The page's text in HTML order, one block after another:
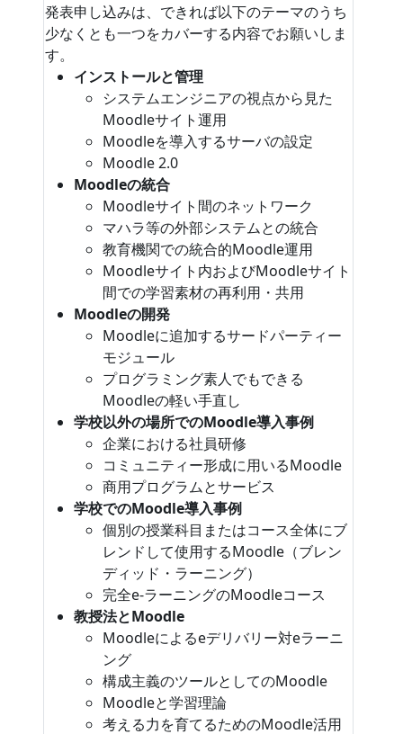
発表申し込みは、できれば以下のテーマのうち
少なくとも一つをカバーする内容でお願いしま
す。
インストールと管理
システムエンジニアの視点から見た
Moodleサイト運用
Moodleを導入するサーバの設定
Moodle 2.0
Moodleの統合
Moodleサイト間のネットワーク
マハラ等の外部システムとの統合
教育機関での統合的Moodle運用
Moodleサイト内およびMoodleサイト
間での学習素材の再利用・共用
Moodleの開発
Moodleに追加するサードパーティー
モジュール
プログラミング素人でもできる
Moodleの軽い手直し
学校以外の場所でのMoodle導入事例
企業における社員研修
コミュニティー形成に用いるMoodle
商用プログラムとサービス
学校でのMoodle導入事例
個別の授業科目またはコース全体にブ
レンドして使用するMoodle（ブレン
ディッド・ラーニング）
完全e-ラーニングのMoodleコース
教授法とMoodle
Moodleによるeデリバリー対eラーニ
ング
構成主義のツールとしてのMoodle
Moodleと学習理論
考える力を育てるためのMoodle活用